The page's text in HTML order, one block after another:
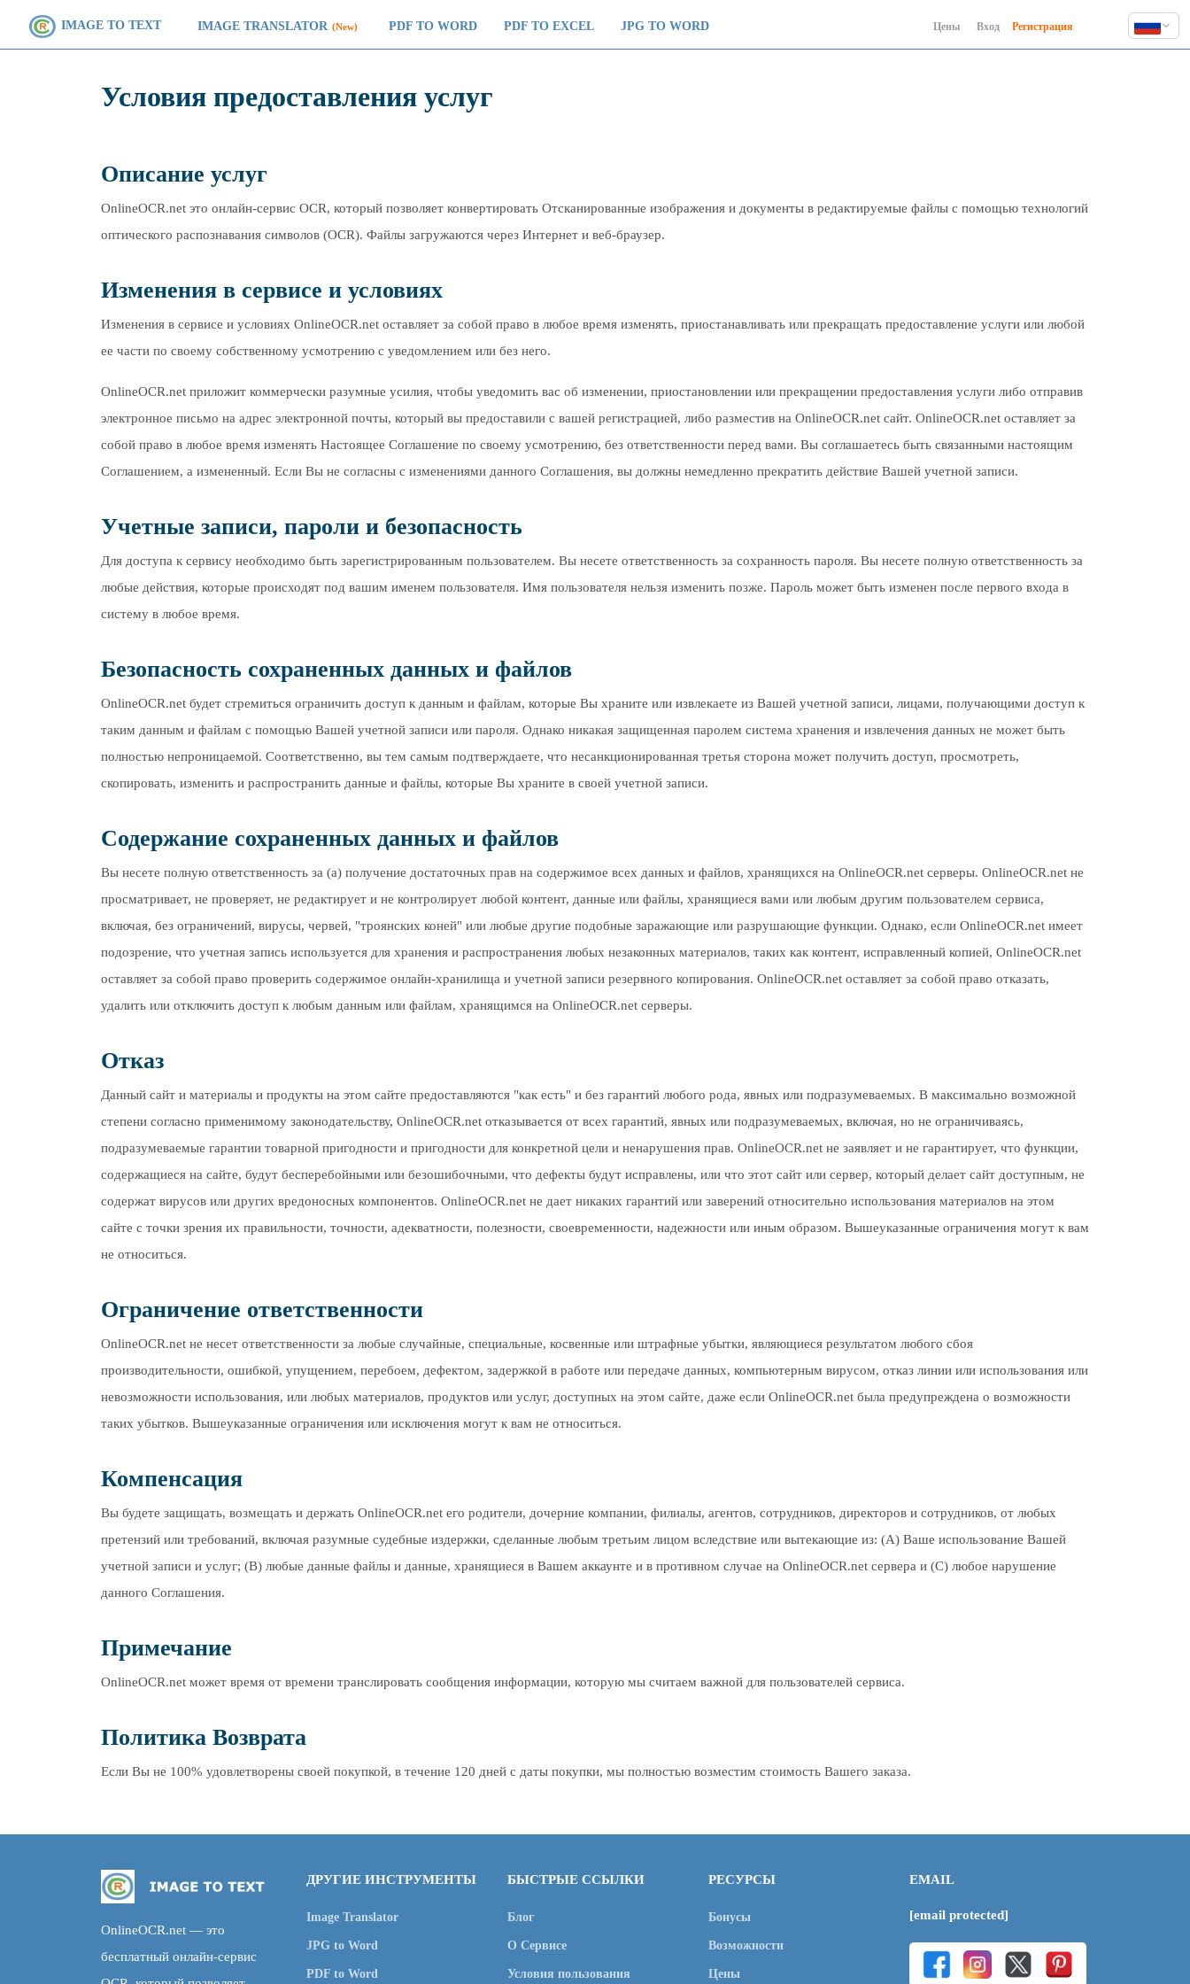
IMAGE TO TEXT IMAGE TRANSLATOR (New) PDF TO WORD PDF TO EXCEL JPG TO WORD Цены Вход Регистрация
Italiano
中文 (简体)
Условия предоставления услуг
Описание услуг
OnlineOCR.net это онлайн-сервис OCR, который позволяет конвертировать Отсканированные изображения и документы в редактируемые файлы с помощью технологий
оптического распознавания символов (OCR). Файлы загружаются через Интернет и веб-браузер.
Изменения в сервисе и условиях
Изменения в сервисе и условиях OnlineOCR.net оставляет за собой право в любое время изменять, приостанавливать или прекращать предоставление услуги или любой
ее части по своему собственному усмотрению с уведомлением или без него.
OnlineOCR.net приложит коммерчески разумные усилия, чтобы уведомить вас об изменении, приостановлении или прекращении предоставления услуги либо отправив
электронное письмо на адрес электронной почты, который вы предоставили с вашей регистрацией, либо разместив на OnlineOCR.net сайт. OnlineOCR.net оставляет за
собой право в любое время изменять Настоящее Соглашение по своему усмотрению, без ответственности перед вами. Вы соглашаетесь быть связанными настоящим
Соглашением, а измененный. Если Вы не согласны с изменениями данного Соглашения, вы должны немедленно прекратить действие Вашей учетной записи.
Учетные записи, пароли и безопасность
Для доступа к сервису необходимо быть зарегистрированным пользователем. Вы несете ответственность за сохранность пароля. Вы несете полную ответственность за
любые действия, которые происходят под вашим именем пользователя. Имя пользователя нельзя изменить позже. Пароль может быть изменен после первого входа в
систему в любое время.
Безопасность сохраненных данных и файлов
OnlineOCR.net будет стремиться ограничить доступ к данным и файлам, которые Вы храните или извлекаете из Вашей учетной записи, лицами, получающими доступ к
таким данным и файлам с помощью Вашей учетной записи или пароля. Однако никакая защищенная паролем система хранения и извлечения данных не может быть
полностью непроницаемой. Соответственно, вы тем самым подтверждаете, что несанкционированная третья сторона может получить доступ, просмотреть,
скопировать, изменить и распространить данные и файлы, которые Вы храните в своей учетной записи.
Содержание сохраненных данных и файлов
Вы несете полную ответственность за (a) получение достаточных прав на содержимое всех данных и файлов, хранящихся на OnlineOCR.net серверы. OnlineOCR.net не
просматривает, не проверяет, не редактирует и не контролирует любой контент, данные или файлы, хранящиеся вами или любым другим пользователем сервиса,
включая, без ограничений, вирусы, червей, "троянских коней" или любые другие подобные заражающие или разрушающие функции. Однако, если OnlineOCR.net имеет
подозрение, что учетная запись используется для хранения и распространения любых незаконных материалов, таких как контент, исправленный копией, OnlineOCR.net
оставляет за собой право проверить содержимое онлайн-хранилища и учетной записи резервного копирования. OnlineOCR.net оставляет за собой право отказать,
удалить или отключить доступ к любым данным или файлам, хранящимся на OnlineOCR.net серверы.
Отказ
Данный сайт и материалы и продукты на этом сайте предоставляются "как есть" и без гарантий любого рода, явных или подразумеваемых. В максимально возможной
степени согласно применимому законодательству, OnlineOCR.net отказывается от всех гарантий, явных или подразумеваемых, включая, но не ограничиваясь,
подразумеваемые гарантии товарной пригодности и пригодности для конкретной цели и ненарушения прав. OnlineOCR.net не заявляет и не гарантирует, что функции,
содержащиеся на сайте, будут бесперебойными или безошибочными, что дефекты будут исправлены, или что этот сайт или сервер, который делает сайт доступным, не
содержат вирусов или других вредоносных компонентов. OnlineOCR.net не дает никаких гарантий или заверений относительно использования материалов на этом
сайте с точки зрения их правильности, точности, адекватности, полезности, своевременности, надежности или иным образом. Вышеуказанные ограничения могут к вам
не относиться.
Ограничение ответственности
OnlineOCR.net не несет ответственности за любые случайные, специальные, косвенные или штрафные убытки, являющиеся результатом любого сбоя
производительности, ошибкой, упущением, перебоем, дефектом, задержкой в работе или передаче данных, компьютерным вирусом, отказ линии или использования или
невозможности использования, или любых материалов, продуктов или услуг, доступных на этом сайте, даже если OnlineOCR.net была предупреждена о возможности
таких убытков. Вышеуказанные ограничения или исключения могут к вам не относиться.
Компенсация
Вы будете защищать, возмещать и держать OnlineOCR.net его родители, дочерние компании, филиалы, агентов, сотрудников, директоров и сотрудников, от любых
претензий или требований, включая разумные судебные издержки, сделанные любым третьим лицом вследствие или вытекающие из: (А) Ваше использование Вашей
учетной записи и услуг; (B) любые данные файлы и данные, хранящиеся в Вашем аккаунте и в противном случае на OnlineOCR.net сервера и (C) любое нарушение
данного Соглашения.
Примечание
OnlineOCR.net может время от времени транслировать сообщения информации, которую мы считаем важной для пользователей сервиса.
Политика Возврата
Если Вы не 100% удовлетворены своей покупкой, в течение 120 дней с даты покупки, мы полностью возместим стоимость Вашего заказа.
OnlineOCR.net — это
бесплатный онлайн-сервис
ДРУГИЕ ИНСТРУМЕНТЫ
Image Translator
JPG to Word
PDF to Word
БЫСТРЫЕ ССЫЛКИ
Блог
О Сервисе
Условия пользования
РЕСУРСЫ
Бонусы
Возможности
Цены
EMAIL
[email protected]